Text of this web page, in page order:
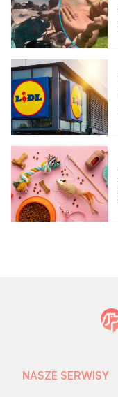
NASZE SERWISY